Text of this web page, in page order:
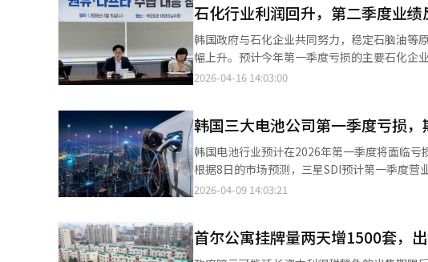
解，医院需求逐渐正常化。预计第一季度输液
业务部也预计将实现约213亿韩元的销售额，显示出复苏迹象。 DS证券研究员金敏
业绩预计销售额为1.0712万亿韩元，营业利
长”。 金研究员认为，美国市场的进入是未来股价走势的关键因素。HK Innoen已通过合作伙伴完成了K-Cab的美国
申请。预计在2026年5月的消化疾病周（DDW
K-Cab成功进入美国市场，预计2027年将开始产生
入也在推进，合作协议即将完成，可能成为公司价值提升的因素。 针对肥胖治疗
点。HK Innoen在中国引进的该药物已完成临
下半年可上市，对公司业绩有显著贡献。 总之，HK Innoen短期内通过K-Cab和输液业务保持稳定业绩，长期通过美
国市场进入和新药管线实现结构性增长，构
石化行业利润回升，第二季度业绩
韩国政府与石化企业共同努力，稳定石脑油
幅上升。预计今年第一季度亏损的主要石化企
应稳定措施后，国内石脑油价格趋于稳定。曾
烯、丙烯等基础原料也在支持范围内。工业通
对会议。他表示，韩国面临的危机需要共同努
石化行业长期亏损。要实现正常化，乙烯精炼
元，合同供应约400美元。年初精炼利润跌至
润上升，石化企业计划加快供应链多元化，重
在节约措施下，国内包装材料需求将能得到满
至1900亿韩元的石化企业有望在第二季度实现
2026-04-16 14:03:00
韩国三大电池公司第一季度亏损
韩国电池行业预计在2026年第一季度将面临
根据8日的市场预测，三星SDI预计第一季度
宣布亏损2078亿韩元。电动车需求减缓、整车
业“Ultium Cells”以及多个北美工厂正在扩大
Stellantis的合资工厂准备生产ESS电池，并被
2026-04-09 14:03:21
首尔公寓挂牌量两天增1500套，